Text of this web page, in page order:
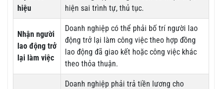
hiệu
hiện sai trình tự, thủ tục.
Nhận người
lao động trở
lại làm việc
Doanh nghiệp có thể phải bố trí người lao
động trở lại làm công việc theo hợp đồng
lao động đã giao kết hoặc công việc khác
theo thỏa thuận.
Doanh nghiệp phải trả tiền lương cho